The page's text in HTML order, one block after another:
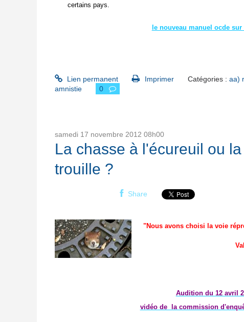
certains pays.
le nouveau manuel ocde
Lien permanent Imprimer Catégories : aa)
amnistie
0
samedi 17 novembre 2012 08h00
La chasse à l'écureuil ou
trouille ?
Share
"Nous avons choisi la voie
Audition du 12 avril
vidéo de la commission